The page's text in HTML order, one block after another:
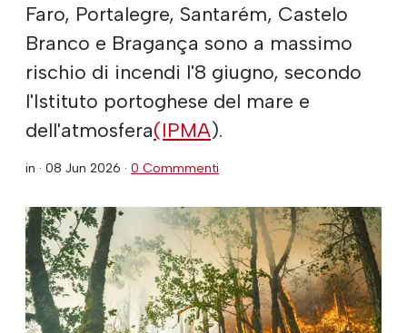
Faro, Portalegre, Santarém, Castelo
Branco e Bragança sono a massimo
rischio di incendi l'8 giugno, secondo
l'Istituto portoghese del mare e
dell'atmosfera(IPMA).
in · 08 Jun 2026 · 0 Commmenti